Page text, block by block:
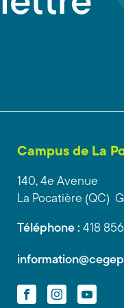
Campus de La
140, 4e Avenue
La Pocatière (QC)
Téléphone : 418
FacebookInstagramYouTube